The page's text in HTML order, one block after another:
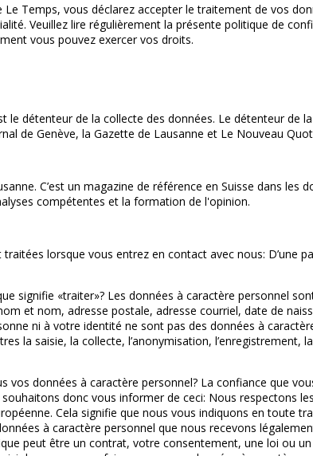
Temps, vous déclarez accepter le traitement de vos
Veuillez lire régulièrement la présente politique de
vous pouvez exercer vos droits.
détenteur de la collecte des données. Le détenteur de
de Genève, la Gazette de Lausanne et Le Nouveau
C’est un magazine de référence en Suisse dans
compétentes et la formation de l'opinion.
lorsque vous entrez en contact avec nous: D’une
signifie «traiter»? Les données à caractère personnel
et nom, adresse postale, adresse courriel, date de
ni à votre identité ne sont pas des données à
la saisie, la collecte, l’anonymisation,
vos données à caractère personnel? La confiance que
donc vous informer de ceci: Nous respectons
Cela signifie que nous vous indiquons en toute
à caractère personnel que nous recevons
peut être un contrat, votre consentement, une loi ou